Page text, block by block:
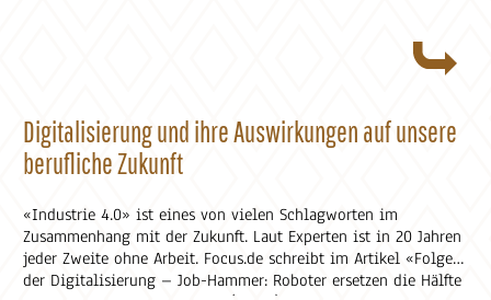
Digitalisierung und ihre Auswirkungen auf unsere
berufliche Zukunft
«Industrie 4.0» ist eines von vielen Schlagworten im
Zusammenhang mit der Zukunft. Laut Experten ist in 20 Jahren
jeder Zweite ohne Arbeit. Focus.de schreibt im Artikel «Folge
der Digitalisierung – Job-Hammer: Roboter ersetzen die Hälfte